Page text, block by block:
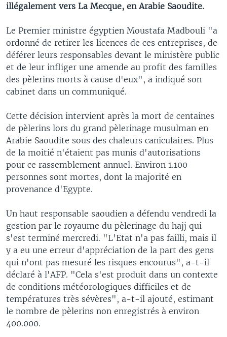
illégalement vers La Mecque, en Arabie Saoudite.
Le Premier ministre égyptien Moustafa Madbouli "a
ordonné de retirer les licences de ces entreprises, de
déférer leurs responsables devant le ministère public
et de leur infliger une amende au profit des familles
des pèlerins morts à cause d'eux", a indiqué son
cabinet dans un communiqué.
Cette décision intervient après la mort de centaines
de pèlerins lors du grand pèlerinage musulman en
Arabie Saoudite sous des chaleurs caniculaires. Plus
de la moitié n'étaient pas munis d'autorisations
pour ce rassemblement annuel. Environ 1.100
personnes sont mortes, dont la majorité en
provenance d'Egypte.
Un haut responsable saoudien a défendu vendredi la
gestion par le royaume du pèlerinage du hajj qui
s'est terminé mercredi. "L'Etat n'a pas failli, mais il
y a eu une erreur d'appréciation de la part des gens
qui n'ont pas mesuré les risques encourus", a-t-il
déclaré à l'AFP. "Cela s'est produit dans un contexte
de conditions météorologiques difficiles et de
températures très sévères", a-t-il ajouté, estimant
le nombre de pèlerins non enregistrés à environ
400.000.